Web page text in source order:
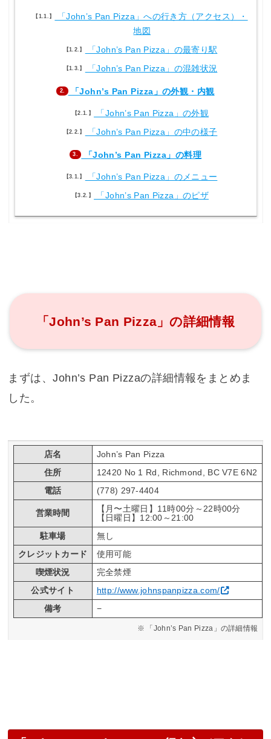
1.1.
「John’s Pan Pizza」への行き方（アクセス）・
地図
1.2. 「John’s Pan Pizza」の最寄り駅
1.3. 「John’s Pan Pizza」の混雑状況
2. 「John’s Pan Pizza」の外観・内観
2.1. 「John’s Pan Pizza」の外観
2.2. 「John’s Pan Pizza」の中の様子
3. 「John’s Pan Pizza」の料理
3.1. 「John’s Pan Pizza」のメニュー
3.2. 「John’s Pan Pizza」のピザ
「John’s Pan Pizza」の詳細情報
まずは、John’s Pan Pizzaの詳細情報をまとめま
した。
店名
John’s Pan Pizza
住所
12420 No 1 Rd, Richmond, BC V7E 6N2
電話
(778) 297-4404
営業時間
【月〜土曜日】11時00分～22時00分
【日曜日】12:00～21:00
駐車場
無し
クレジットカード
使用可能
喫煙状況
完全禁煙
公式サイト
http://www.johnspanpizza.com/
備考
−
「John’s Pan Pizza」の詳細情報